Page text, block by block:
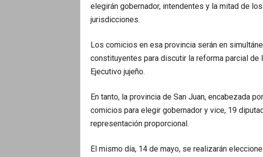
elegirán gobernador, intendentes y la mitad de
jurisdicciones.
Los comicios en esa provincia serán en
constituyentes para discutir la reforma parcial
Ejecutivo jujeño.
En tanto, la provincia de San Juan, encabezada
comicios para elegir gobernador y vice, 19
representación proporcional.
El mismo día, 14 de mayo, se realizarán